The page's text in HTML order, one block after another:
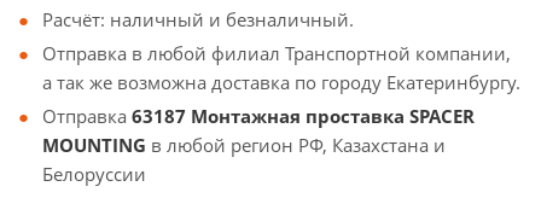
Расчёт: наличный и безналичный.
Отправка в любой филиал Транспортной компании,
а так же возможна доставка по городу Екатеринбургу.
Отправка 63187 Монтажная проставка SPACER
MOUNTING в любой регион РФ, Казахстана и
Белоруссии